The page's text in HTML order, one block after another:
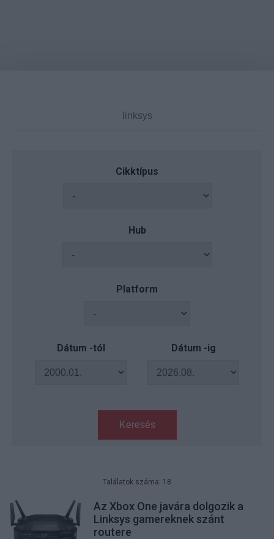
Cikktípus
Hub
Platform
Dátum -tól Dátum -ig
Keresés
Találatok száma: 18
Az Xbox One javára dolgozik a
Linksys gamereknek szánt
routere